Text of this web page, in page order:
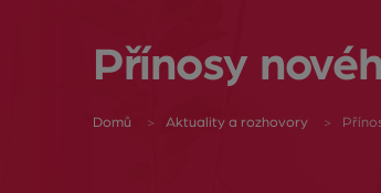
Přínosy
Domů Aktuality a rozhovory